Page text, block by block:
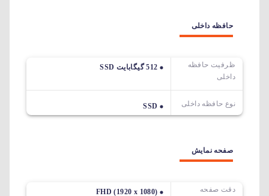
حافظه داخلی
ظرفیت حافظه
داخلی
512 گیگابایت SSD
نوع حافظه داخلی SSD
صفحه نمایش
دقت صفحه
FHD (1920 x 1080)